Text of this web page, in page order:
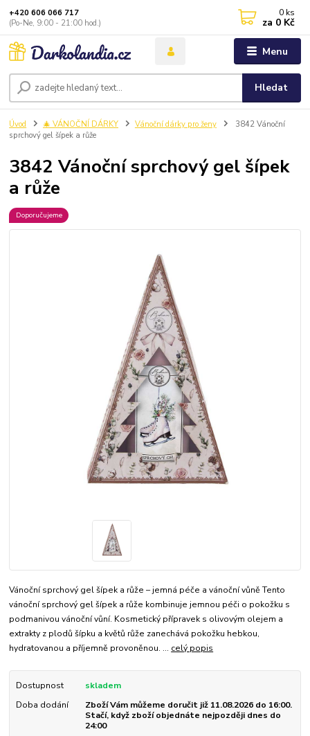
Menu
Hledat
+420 606 066 717
(Po-Ne, 9:00 - 21:00 hod.)
0 ks
za 0 Kč
Úvod 🎄 VÁNOČNÍ DÁRKY Vánoční dárky pro ženy
3842 Vánoční
sprchový gel šípek a růže
3842 Vánoční sprchový gel šípek
a růže
Doporučujeme
Vánoční sprchový gel šípek a růže – jemná péče a vánoční vůně Tento
vánoční sprchový gel šípek a růže kombinuje jemnou péči o pokožku s
podmanivou vánoční vůní. Kosmetický přípravek s olivovým olejem a
extrakty z plodů šípku a květů růže zanechává pokožku hebkou,
hydratovanou a příjemně provoněnou. ... celý popis
Dostupnost
skladem
Doba dodání
Zboží Vám můžeme doručit již 11.08.2026 do 16:00.
Stačí, když zboží objednáte nejpozději dnes do
24:00